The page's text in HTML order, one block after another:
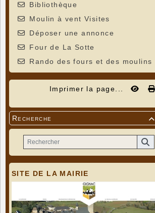
Bibliothèque
Moulin à vent Visites
Déposer une annonce
Four de La Sotte
Rando des fours et des moulins
Imprimer la page...

Recherche
SITE DE LA MAIRIE